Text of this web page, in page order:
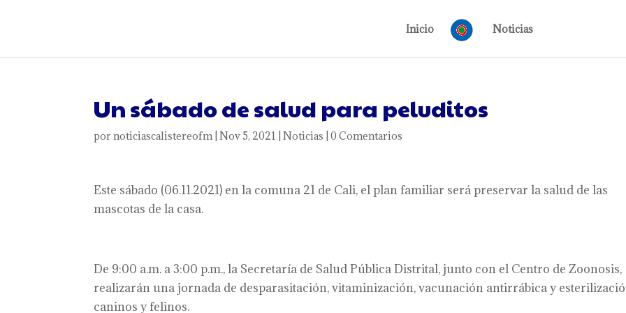
Inicio Noticias
Un sábado de salud para peluditos
pornoticiascalistereofm|Nov 5, 2021 |Noticias |0 Comentarios
Este sábado (06.11.2021) en la comuna 21 de Cali, el plan familiar será preservar la salud de las
mascotas de la casa.
De 9:00 a.m. a 3:00 p.m., la Secretaría de Salud Pública Distrital, junto con el Centro de Zoonosis,
realizarán una jornada de desparasitación, vitaminización, vacunación antirrábica y
caninos y felinos.